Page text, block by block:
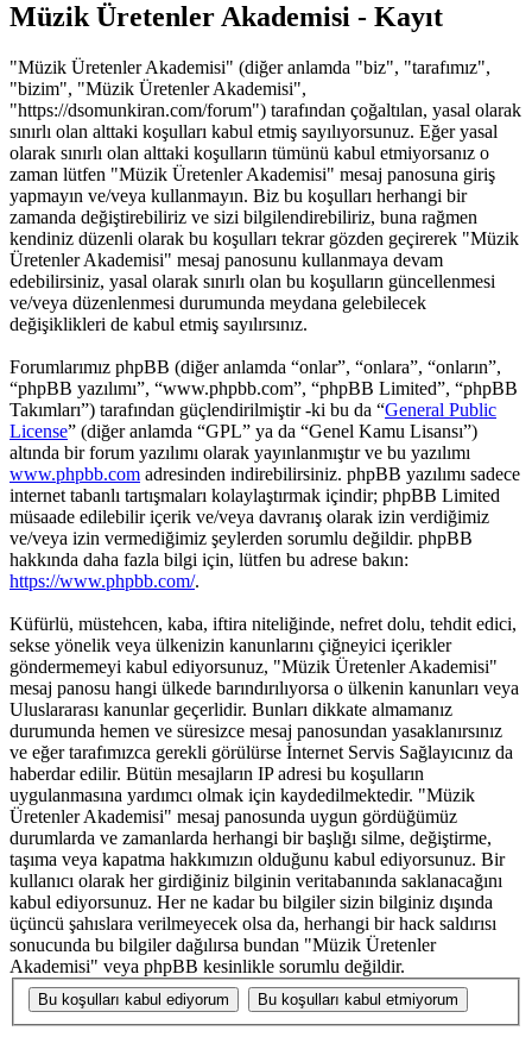
Müzik Üretenler Akademisi - Kayıt
"Müzik Üretenler Akademisi" (diğer anlamda "biz", "tarafımız",
"bizim", "Müzik Üretenler Akademisi",
"https://dsomunkiran.com/forum") tarafından çoğaltılan, yasal olarak
sınırlı olan alttaki koşulları kabul etmiş sayılıyorsunuz. Eğer yasal
olarak sınırlı olan alttaki koşulların tümünü kabul etmiyorsanız o
zaman lütfen "Müzik Üretenler Akademisi" mesaj panosuna giriş
yapmayın ve/veya kullanmayın. Biz bu koşulları herhangi bir
zamanda değiştirebiliriz ve sizi bilgilendirebiliriz, buna rağmen
kendiniz düzenli olarak bu koşulları tekrar gözden geçirerek "Müzik
Üretenler Akademisi" mesaj panosunu kullanmaya devam
edebilirsiniz, yasal olarak sınırlı olan bu koşulların güncellenmesi
ve/veya düzenlenmesi durumunda meydana gelebilecek
değişiklikleri de kabul etmiş sayılırsınız.
Forumlarımız phpBB (diğer anlamda “onlar”, “onlara”, “onların”,
“phpBB yazılımı”, “www.phpbb.com”, “phpBB Limited”, “phpBB
Takımları”) tarafından güçlendirilmiştir -ki bu da “General Public
License” (diğer anlamda “GPL” ya da “Genel Kamu Lisansı”)
altında bir forum yazılımı olarak yayınlanmıştır ve bu yazılımı
www.phpbb.com adresinden indirebilirsiniz. phpBB yazılımı sadece
internet tabanlı tartışmaları kolaylaştırmak içindir; phpBB Limited
müsaade edilebilir içerik ve/veya davranış olarak izin verdiğimiz
ve/veya izin vermediğimiz şeylerden sorumlu değildir. phpBB
hakkında daha fazla bilgi için, lütfen bu adrese bakın:
https://www.phpbb.com/.
Küfürlü, müstehcen, kaba, iftira niteliğinde, nefret dolu, tehdit edici,
sekse yönelik veya ülkenizin kanunlarını çiğneyici içerikler
göndermemeyi kabul ediyorsunuz, "Müzik Üretenler Akademisi"
mesaj panosu hangi ülkede barındırılıyorsa o ülkenin kanunları veya
Uluslararası kanunlar geçerlidir. Bunları dikkate almamanız
durumunda hemen ve süresizce mesaj panosundan yasaklanırsınız
ve eğer tarafımızca gerekli görülürse İnternet Servis Sağlayıcınız da
haberdar edilir. Bütün mesajların IP adresi bu koşulların
uygulanmasına yardımcı olmak için kaydedilmektedir. "Müzik
Üretenler Akademisi" mesaj panosunda uygun gördüğümüz
durumlarda ve zamanlarda herhangi bir başlığı silme, değiştirme,
taşıma veya kapatma hakkımızın olduğunu kabul ediyorsunuz. Bir
kullanıcı olarak her girdiğiniz bilginin veritabanında saklanacağını
kabul ediyorsunuz. Her ne kadar bu bilgiler sizin bilginiz dışında
üçüncü şahıslara verilmeyecek olsa da, herhangi bir hack saldırısı
sonucunda bu bilgiler dağılırsa bundan "Müzik Üretenler
Akademisi" veya phpBB kesinlikle sorumlu değildir.